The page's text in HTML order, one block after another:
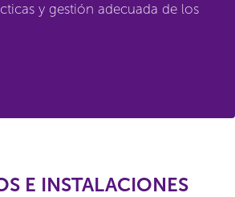
y gestión adecuada de los
E INSTALACIONES